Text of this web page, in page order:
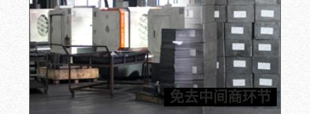
免去中间商环节
信瑞达提供石墨原材料以及加工部件。厂家直销，货源有
保障，免去中间商困扰，价格公道合理，保质保量管售
后，为您提供一站式石墨解决方案。